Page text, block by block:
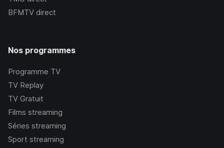
BFMTV direct
Nos programmes
Programme TV
TV Replay
TV Gratuit
Films streaming
Séries streaming
Sport streaming